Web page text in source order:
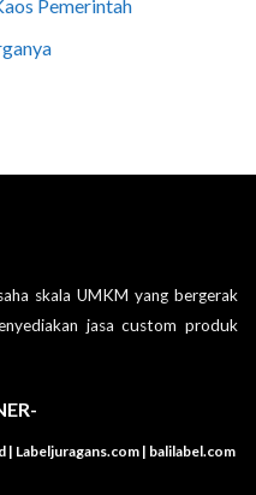
Pemerintah
skala UMKM yang bergerak
jasa custom produk
Labeljuragans.com | balilabel.com